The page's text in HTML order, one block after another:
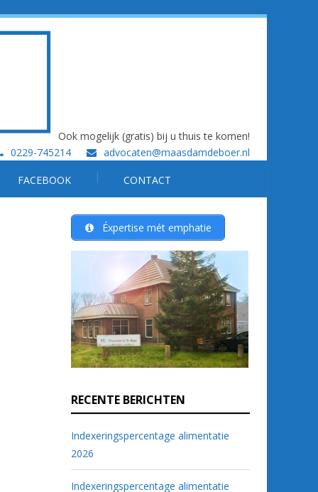
Ook mogelijk (gratis) bij u thuis te komen!
0229-745214
advocaten@maasdamdeboer.nl
FACEBOOK CONTACT
Éxpertise mét emphatie
RECENTE BERICHTEN
Indexeringspercentage alimentatie
2026
Indexeringspercentage alimentatie